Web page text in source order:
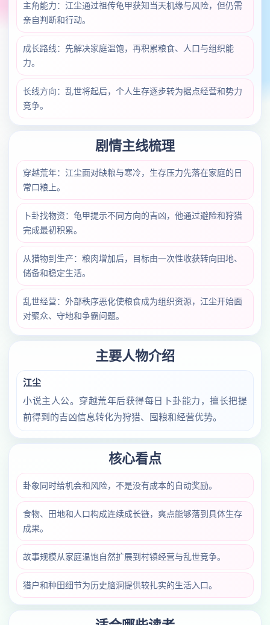
主角能力：江尘通过祖传龟甲获知当天机缘与风险，但仍需
亲自判断和行动。
成长路线：先解决家庭温饱，再积累粮食、人口与组织能
力。
长线方向：乱世将起后，个人生存逐步转为据点经营和势力
竞争。
剧情主线梳理
穿越荒年：江尘面对缺粮与寒冷，生存压力先落在家庭的日
常口粮上。
卜卦找物资：龟甲提示不同方向的吉凶，他通过避险和狩猎
完成最初积累。
从猎物到生产：粮肉增加后，目标由一次性收获转向田地、
储备和稳定生活。
乱世经营：外部秩序恶化使粮食成为组织资源，江尘开始面
对聚众、守地和争霸问题。
主要人物介绍
江尘
小说主人公。穿越荒年后获得每日卜卦能力，擅长把提
前得到的吉凶信息转化为狩猎、囤粮和经营优势。
核心看点
卦象同时给机会和风险，不是没有成本的自动奖励。
食物、田地和人口构成连续成长链，爽点能够落到具体生存
成果。
故事规模从家庭温饱自然扩展到村镇经营与乱世竞争。
猎户和种田细节为历史脑洞提供较扎实的生活入口。